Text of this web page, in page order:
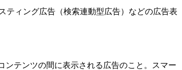
ティング広告（検索連動型広告）などの広告表
ンテンツの間に表示される広告のこと。スマー